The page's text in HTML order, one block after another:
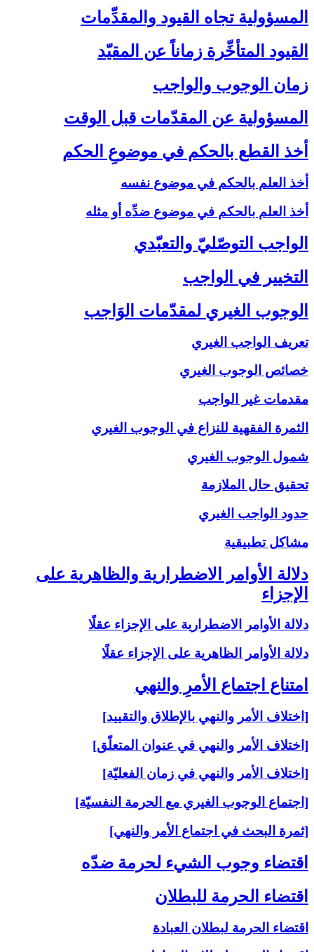
المسؤولية تجاه القيود والمقدِّمات‏
القيود المتأخِّرة زماناً عن المقيّد
زمان الوجوب والواجب‏
المسؤولية عن المقدّمات قبل الوقت‏
أخذ القطع بالحكم في موضوعِ الحكم‏
أخذ العلم بالحكم في موضوع نفسه
أخذ العلم بالحكم في موضوع ضدِّه أو مثله
الواجب التوصّليّ والتعبّدي‏
التخيير في الواجب‏
الوجوب الغيري لمقدّمات الوَاجب‏
تعريف الواجب الغيري
خصائص الوجوب الغيري
مقدمات غير الواجب
الثمرة الفقهية للنزاع في الوجوب الغيري
شمول الوجوب الغيري
تحقيق حال الملازمة
حدود الواجب الغيري
مشاكل تطبيقية
دلالة الأوامر الاضطرارية والظاهرية على
الإجزاء
دلالة الأوامر الاضطرارية على الإجزاء عقلًا
دلالة الأوامر الظاهرية على الإجزاء عقلًا
امتناع اجتماع الأمرِ والنهي‏
[اختلاف الأمر والنهي بالإطلاق والتقييد]
[اختلاف الأمر والنهي في عنوان المتعلّق]
[اختلاف الأمر والنهي في زمان الفعليّة]
[اجتماع الوجوب الغيري مع الحرمة النفسيّة]
[ثمرة البحث في اجتماع الأمر والنهي]
اقتضاء وجوب الشي‏ء لحرمة ضدّه‏
اقتضاء الحرمة للبطلان‏
اقتضاء الحرمة لبطلان العبادة